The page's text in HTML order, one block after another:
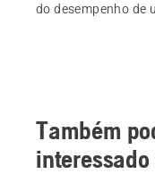
do desempenho de
Também
interessado